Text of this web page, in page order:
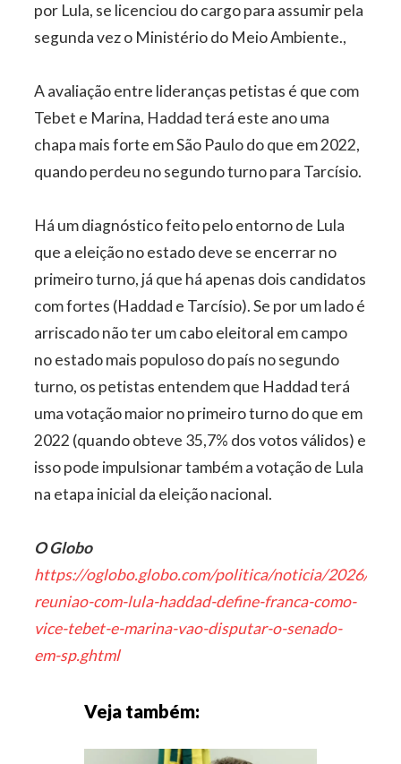
por Lula, se licenciou do cargo para assumir pela
segunda vez o Ministério do Meio Ambiente.,
A avaliação entre lideranças petistas é que com
Tebet e Marina, Haddad terá este ano uma
chapa mais forte em São Paulo do que em 2022,
quando perdeu no segundo turno para Tarcísio.
Há um diagnóstico feito pelo entorno de Lula
que a eleição no estado deve se encerrar no
primeiro turno, já que há apenas dois candidatos
com fortes (Haddad e Tarcísio). Se por um lado é
arriscado não ter um cabo eleitoral em campo
no estado mais populoso do país no segundo
turno, os petistas entendem que Haddad terá
uma votação maior no primeiro turno do que em
2022 (quando obteve 35,7% dos votos válidos) e
isso pode impulsionar também a votação de Lula
na etapa inicial da eleição nacional.
O Globo
https://oglobo.globo.com/politica/noticia/2026/06/
reuniao-com-lula-haddad-define-franca-como-
vice-tebet-e-marina-vao-disputar-o-senado-
em-sp.ghtml
Veja também: